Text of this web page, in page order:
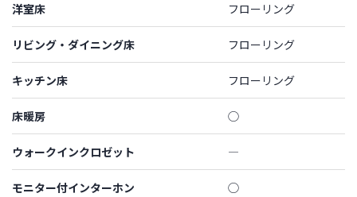
洋室床 フローリング
リビング・ダイニング床 フローリング
キッチン床 フローリング
床暖房 ◯
ウォークインクロゼット ―
モニター付インターホン ◯